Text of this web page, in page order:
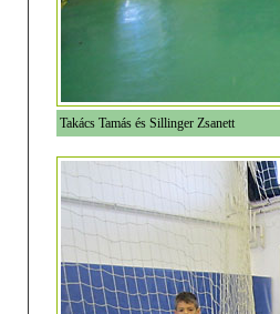
Takács Tamás és Sillinger Zsanett